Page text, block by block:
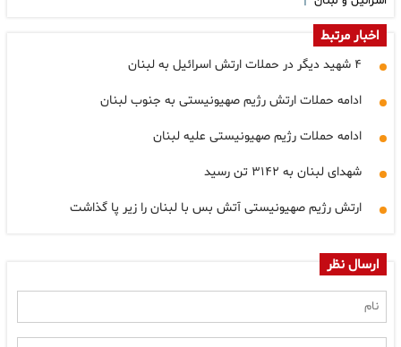
اخبار مرتبط
۴ شهید دیگر در حملات ارتش اسرائیل به لبنان
ادامه حملات ارتش رژیم صهیونیستی به جنوب لبنان
ادامه حملات رژیم صهیونیستی علیه لبنان
شهدای لبنان به ۳۱۴۲ تن رسید
ارتش رژیم صهیونیستی آتش بس با لبنان را زیر پا گذاشت
ارسال نظر